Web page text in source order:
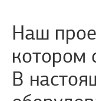
Наш
котором
В